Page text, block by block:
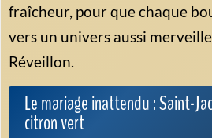
fraîcheur, pour que chaque
vers un univers aussi
Réveillon.
Le mariage inattendu : Saint-
citron vert